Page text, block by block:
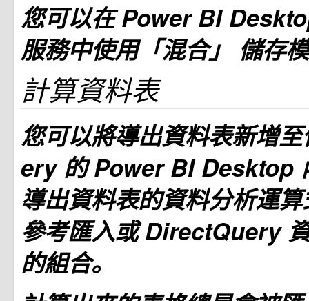
您可以在 Power BI
服務中使用「混合」 儲存
計算資料表
您可以將導出資料表新增
ery 的 Power BI Desktop
導出資料表的資料分析運
參考匯入或 DirectQuery
的組合。